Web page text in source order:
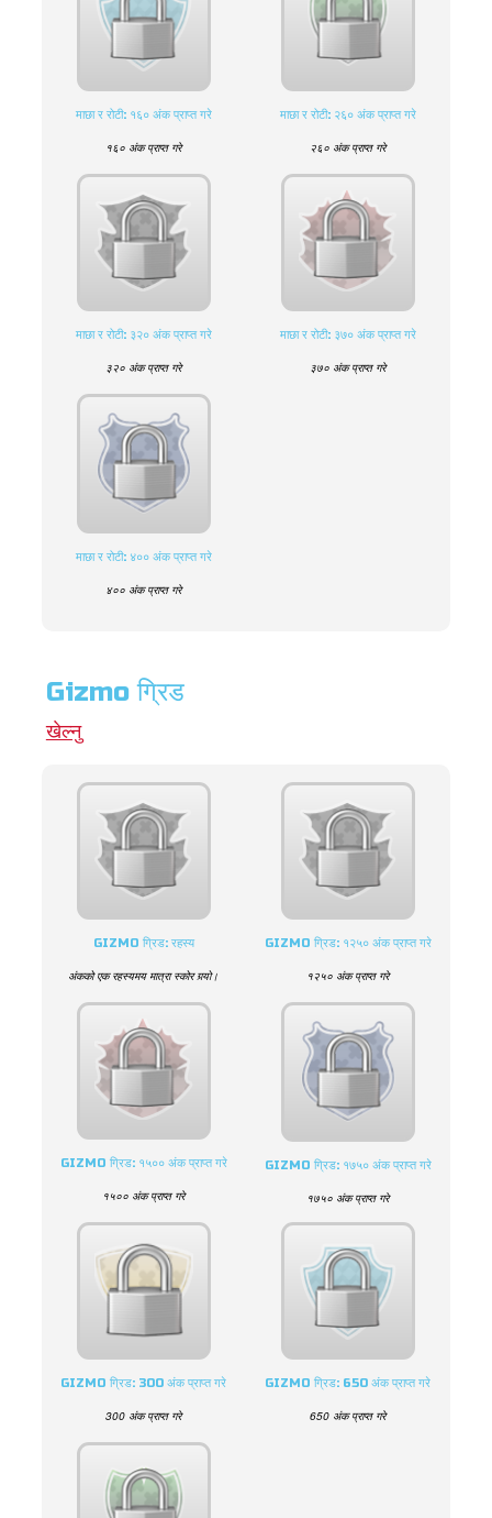
माछा र रोटी: १६० अंक प्राप्त गरे
१६० अंक प्राप्त गरे
माछा र रोटी: २६० अंक प्राप्त गरे
२६० अंक प्राप्त गरे
माछा र रोटी: ३२० अंक प्राप्त गरे
३२० अंक प्राप्त गरे
माछा र रोटी: ३७० अंक प्राप्त गरे
३७० अंक प्राप्त गरे
माछा र रोटी: ४०० अंक प्राप्त गरे
४०० अंक प्राप्त गरे
Gizmo ग्रिड
खेल्नु
GIZMO ग्रिड: रहस्य
अंकको एक रहस्यमय मात्रा स्कोर गर्‍यो।
GIZMO ग्रिड: १२५० अंक प्राप्त गरे
१२५० अंक प्राप्त गरे
GIZMO ग्रिड: १५०० अंक प्राप्त गरे
१५०० अंक प्राप्त गरे
GIZMO ग्रिड: १७५० अंक प्राप्त गरे
१७५० अंक प्राप्त गरे
GIZMO ग्रिड: 300 अंक प्राप्त गरे
300 अंक प्राप्त गरे
GIZMO ग्रिड: 650 अंक प्राप्त गरे
650 अंक प्राप्त गरे